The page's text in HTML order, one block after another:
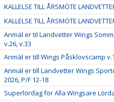
KALLELSE TILL ÅRSMÖTE
KALLELSE TILL ÅRSMÖTE
Anmäl er til Landvetter Wings
v.26, v.33
Anmäl er till Wings Påsklovscamp
Anmäl er till Landvetter Wings
2026, P/F 12-18
Superlördag för Alla Wingsare